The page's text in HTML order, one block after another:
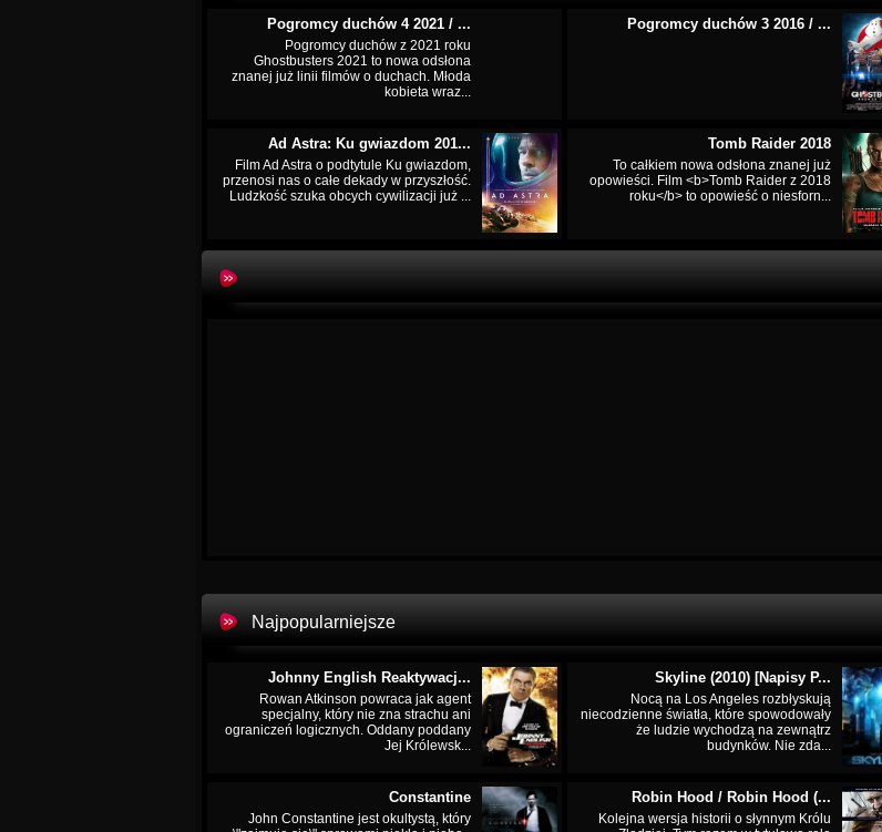
Pogromcy duchów 4 2021 / ...
Pogromcy duchów z 2021 roku
Ghostbusters 2021 to nowa odsłona
znanej już linii filmów o duchach. Młoda
kobieta wraz...
Pogromcy duchów 3 2016 / ...
Ad Astra: Ku gwiazdom 201...
Film Ad Astra o podtytule Ku gwiazdom,
przenosi nas o całe dekady w przyszłość.
Ludzkość szuka obcych cywilizacji już ...
Tomb Raider 2018
To całkiem nowa odsłona znanej już
opowieści. Film <b>Tomb Raider z 2018
roku</b> to opowieść o niesforn...
Najpopularniejsze
Johnny English Reaktywacj...
Rowan Atkinson powraca jak agent
specjalny, który nie zna strachu ani
ograniczeń logicznych. Oddany poddany
Jej Królewsk...
Skyline (2010) [Napisy P...
Nocą na Los Angeles rozbłyskują
niecodzienne światła, które spowodowały
że ludzie wychodzą na zewnątrz
budynków. Nie zda...
Constantine
John Constantine jest okultystą, który
Robin Hood / Robin Hood (...
Kolejna wersja historii o słynnym Królu